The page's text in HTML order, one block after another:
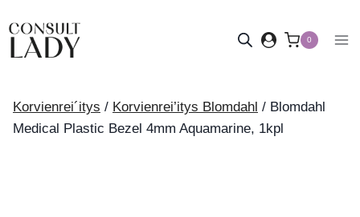
sisältöön
0
Korvienrei´itys / Korvienrei’itys Blomdahl / Blomdahl
Medical Plastic Bezel 4mm Aquamarine, 1kpl